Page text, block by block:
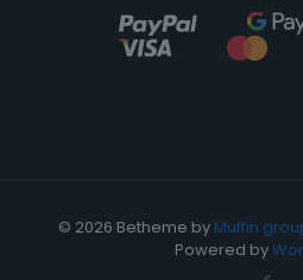
© 2026 Betheme by Muffin
Powered by